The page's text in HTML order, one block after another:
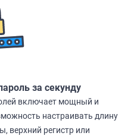
за секунду
включает мощный и
настраивать длину
верхний регистр или